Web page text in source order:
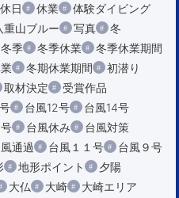
休日 休業
体験ダイビング
重山ブルー 写真
冬
冬季 冬季休業
冬季休業期間
冬期休業期間
初潜り
取材決定
受賞作品
台風12号
台風14号
台風休み
台風対策
通過 台風１１号
台風９号
地形ポイント
夕陽
大仏 大崎
大崎エリア